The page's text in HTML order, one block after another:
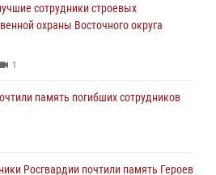
во время массового мероприятия
«Каникулы с Росгвардией»
крае росгвардейцы провели
оружия
сотрудники строевых
охраны Восточного округа
1
память погибших сотрудников
Росгвардии почтили память Героев